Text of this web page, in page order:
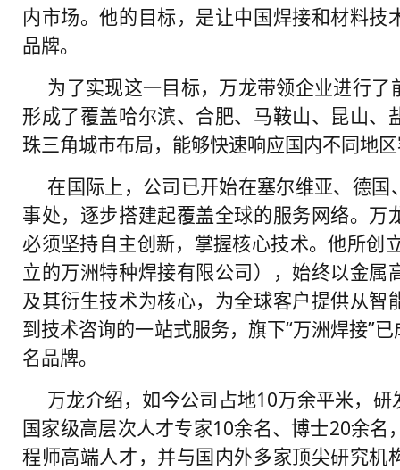
内市场。他的目标，是让中国焊接和材料技
品牌。
为了实现这一目标，万龙带领企业进行
形成了覆盖哈尔滨、合肥、马鞍山、昆山、
珠三角城市布局，能够快速响应国内不同地
在国际上，公司已开始在塞尔维亚、德
事处，逐步搭建起覆盖全球的服务网络。万
必须坚持自主创新，掌握核心技术。他所创
立的万洲特种焊接有限公司），始终以金属
及其衍生技术为核心，为全球客户提供从智
到技术咨询的一站式服务，旗下“万洲焊接”
名品牌。
万龙介绍，如今公司占地10万余平米，
国家级高层次人才专家10余名、博士20余名
程师高端人才，并与国内外多家顶尖研究机